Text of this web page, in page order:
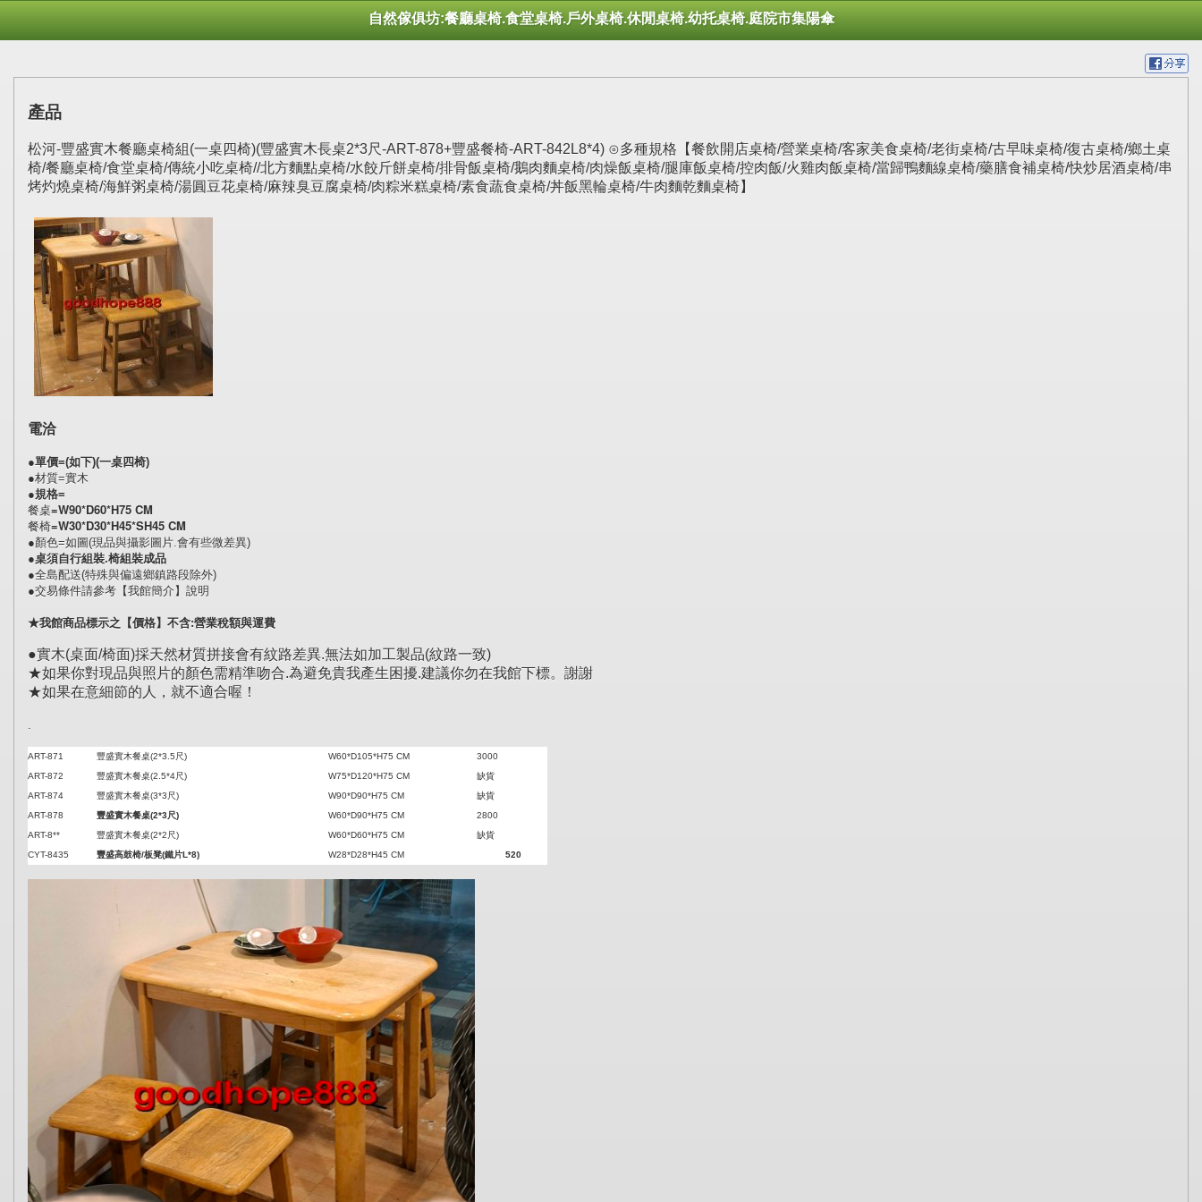
自然傢俱坊:餐廳桌椅.食堂桌椅.戶外桌椅.休閒桌椅.幼托桌椅.庭院市集陽傘
產品
松河-豐盛實木餐廳桌椅組(一桌四椅)(豐盛實木長桌2*3尺-ART-878+豐盛餐椅-ART-842L8*4) ⊙多種規格【餐飲開店桌椅/營業桌椅/客家美食桌椅/老街桌椅/古早味桌椅/復古桌椅/鄉土桌
椅/餐廳桌椅/食堂桌椅/傳統小吃桌椅//北方麵點桌椅/水餃斤餅桌椅/排骨飯桌椅/鵝肉麵桌椅/肉燥飯桌椅/腿庫飯桌椅/控肉飯/火雞肉飯桌椅/當歸鴨麵線桌椅/藥膳食補桌椅/快炒居酒桌椅/串
烤灼燒桌椅/海鮮粥桌椅/湯圓豆花桌椅/麻辣臭豆腐桌椅/肉粽米糕桌椅/素食蔬食桌椅/丼飯黑輪桌椅/牛肉麵乾麵桌椅】
電洽
●單價=(如下)(一桌四椅)
●材質=實木
●規格=
餐桌=W90*D60*H75 CM
餐椅=W30*D30*H45*SH45 CM
●顏色=如圖(現品與攝影圖片.會有些微差異)
●桌須自行組裝.椅組裝成品
●全島配送(特殊與偏遠鄉鎮路段除外)
●交易條件請參考【我館簡介】說明
★我館商品標示之【價格】不含:營業稅額與運費
●實木(桌面/椅面)採天然材質拼接會有紋路差異.無法如加工製品(紋路一致)
★如果你對現品與照片的顏色需精準吻合.為避免貴我產生困擾.建議你勿在我館下標。謝謝
★如果在意細節的人，就不適合喔！
.
ART-871 豐盛實木餐桌(2*3.5尺) W60*D105*H75 CM
3000
ART-872
豐盛實木餐桌(2.5*4尺) W75*D120*H75 CM
缺貨
ART-874
豐盛實木餐桌(3*3尺) W90*D90*H75 CM
缺貨
ART-878
豐盛實木餐桌(2*3尺) W60*D90*H75 CM
2800
ART-8**
豐盛實木餐桌(2*2尺) W60*D60*H75 CM
缺貨
CYT-8435
豐盛高鼓椅/板凳(鐵片L*8) W28*D28*H45 CM 520